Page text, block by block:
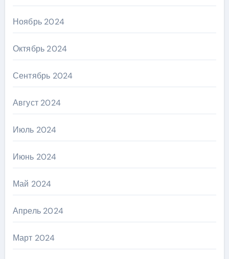
Ноябрь 2024
Октябрь 2024
Сентябрь 2024
Август 2024
Июль 2024
Июнь 2024
Май 2024
Апрель 2024
Март 2024